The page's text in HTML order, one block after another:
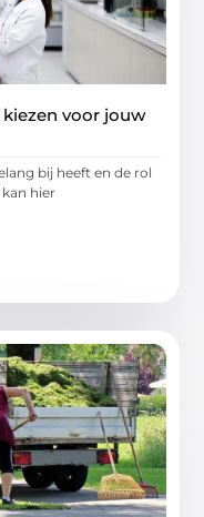
voor jouw
bij heeft en de rol
kan hier